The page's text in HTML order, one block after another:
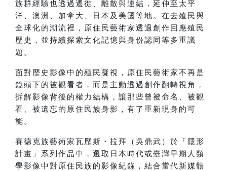
族群經驗也透過遷徙、離散與連結，延伸至太平
洋、澳洲、加拿大、日本及美國等地。在去殖民與
全球化的潮流裡，原住民藝術家透過創作回應殖民
歷史，並持續探索文化記憶與身份認同等多重議
題。
面對歷史影像中的殖民凝視，原住民藝術家不再是
鏡頭下的被觀看者，而是主動透過創作翻轉視角，
拆解影像背後的權力結構，讓那些曾被命名、被觀
看、被遺忘的原住民族身影，有了重新現身的可
能。
賽德克族藝術家瓦歷斯・拉拜（吳鼎武）於「隱形
計畫」系列作品中，選取日本時代或臺灣早期人類
學影像中對原住民族的影像紀錄，結合當代新媒體